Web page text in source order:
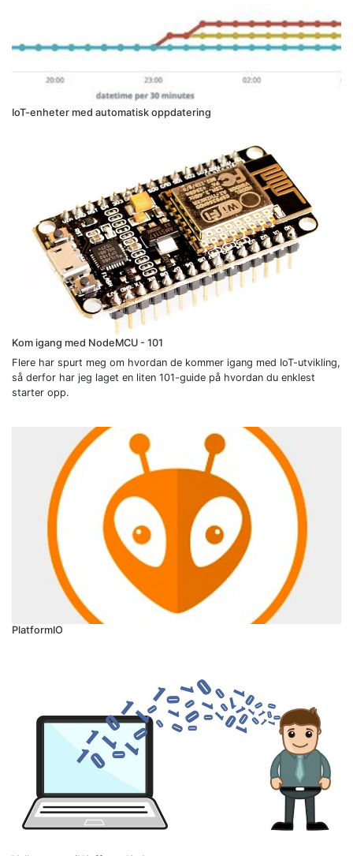
IoT-enheter med automatisk oppdatering
Kom igang med NodeMCU - 101
Flere har spurt meg om hvordan de kommer igang med IoT-utvikling,
så derfor har jeg laget en liten 101-guide på hvordan du enklest
starter opp.
PlatformIO